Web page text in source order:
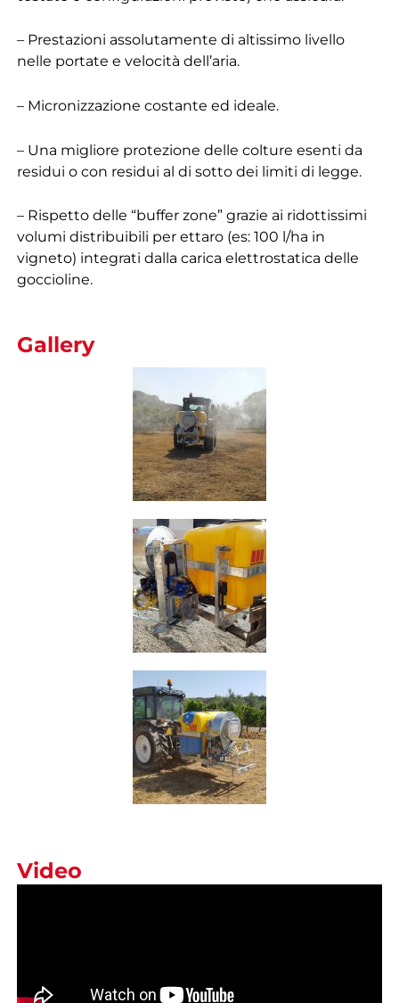
– Prestazioni assolutamente di altissimo livello
nelle portate e velocità dell’aria.
– Micronizzazione costante ed ideale.
– Una migliore protezione delle colture esenti da
residui o con residui al di sotto dei limiti di legge.
– Rispetto delle “buffer zone” grazie ai ridottissimi
volumi distribuibili per ettaro (es: 100 l/ha in
vigneto) integrati dalla carica elettrostatica delle
goccioline.
Gallery
Video